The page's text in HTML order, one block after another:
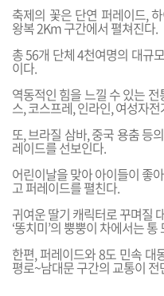
축제의 꽃은 단연 퍼레이드,
왕복 2Km 구간에서 펼쳐진다.
총 56개 단체 4천여명의 대규
이다.
역동적인 힘을 느낄 수 있는
스, 코스프레, 인라인, 여성자
또, 브라질 삼바, 중국 용춤 등
레이드를 선보인다.
어린이날을 맞아 아이들이 좋아
고 퍼레이드를 펼친다.
귀여운 딸기 캐릭터로 꾸며질
‘똥치미’의 뿡뿡이 차에서는
한편, 퍼레이드와 8도 민속 대
평로~남대문 구간의 교통이 전